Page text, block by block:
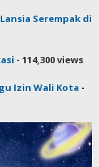
Serempak di
- 114,300 views
Izin Wali Kota -